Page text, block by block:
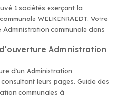
1 sociétés exerçant la
WELKENRAEDT. Votre
communale dans
Administration
d'un Administration
leurs pages. Guide des
communales à